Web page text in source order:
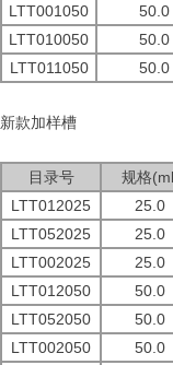
LTT001050
50.0
LTT010050
50.0
LTT011050
50.0
新款加样槽
目录号
规格
LTT012025
25.0
LTT052025
25.0
LTT002025
25.0
LTT012050
50.0
LTT052050
50.0
LTT002050
50.0